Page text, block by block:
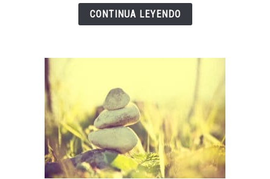
Crecer
Espiritualmente
CONTINUA LEYENDO